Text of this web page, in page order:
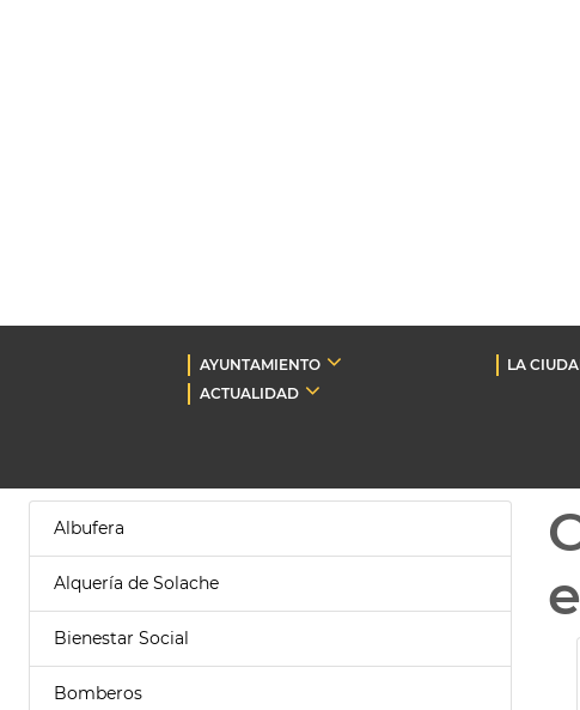
AYUNTAMIENTO LA
ACTUALIDAD
Albufera
Alquería de Solache
Bienestar Social
Bomberos